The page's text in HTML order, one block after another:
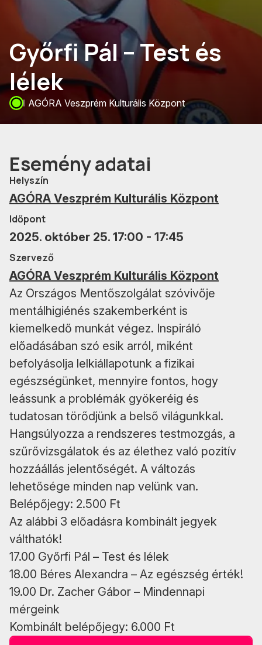
Győrfi Pál – Test és
lélek
AGÓRA Veszprém Kulturális Központ
Esemény adatai
Helyszín
AGÓRA Veszprém Kulturális Központ
Időpont
2025. október 25. 17:00 - 17:45
Szervező
AGÓRA Veszprém Kulturális Központ
Az Országos Mentőszolgálat szóvivője
mentálhigiénés szakemberként is
kiemelkedő munkát végez. Inspiráló
előadásában szó esik arról, miként
befolyásolja lelkiállapotunk a fizikai
egészségünket, mennyire fontos, hogy
leássunk a problémák gyökeréig és
tudatosan törődjünk a belső világunkkal.
Hangsúlyozza a rendszeres testmozgás, a
szűrővizsgálatok és az élethez való pozitív
hozzáállás jelentőségét. A változás
lehetősége minden nap velünk van.
Belépőjegy: 2.500 Ft
Az alábbi 3 előadásra kombinált jegyek
válthatók!
17.00 Győrfi Pál – Test és lélek
18.00 Béres Alexandra – Az egészség érték!
19.00 Dr. Zacher Gábor – Mindennapi
mérgeink
Kombinált belépőjegy: 6.000 Ft